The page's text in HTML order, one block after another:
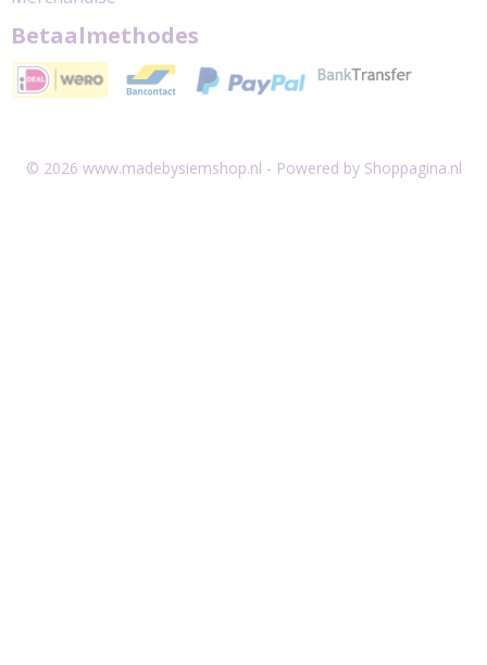
Betaalmethodes
© 2026 www.madebysiemshop.nl - Powered by Shoppagina.nl